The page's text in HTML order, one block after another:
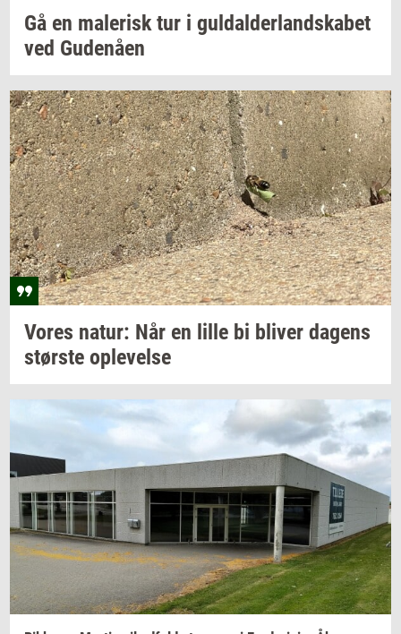
Gå en ma­le­risktur i gul­dal­der­land­ska­bet
ved Gu­denå­en
Vores natur: Når en lille bi bli­ver da­gens
stør­ste op­le­vel­se